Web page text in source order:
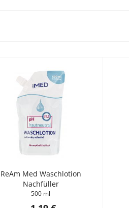
ReAm Med Waschlotion
Nachfüller
500 ml